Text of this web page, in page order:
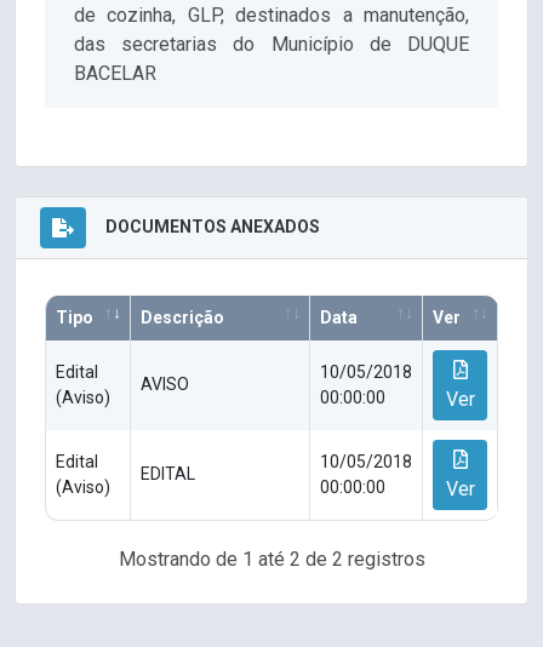
de cozinha, GLP, destinados a manutenção,
das secretarias do Município de DUQUE
BACELAR
DOCUMENTOS ANEXADOS
Tipo Descrição Data Ver
Edital
(Aviso)
AVISO
10/05/2018
00:00:00
Ver
Edital
(Aviso)
EDITAL
10/05/2018
00:00:00
Ver
Mostrando de 1 até 2 de 2 registros